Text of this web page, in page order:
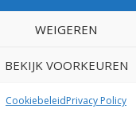
WEIGEREN
BEKIJK VOORKEUREN
CookiebeleidPrivacy Policy
Elegant Themes|